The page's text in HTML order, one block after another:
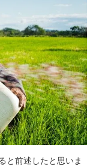
と前述したと思いま